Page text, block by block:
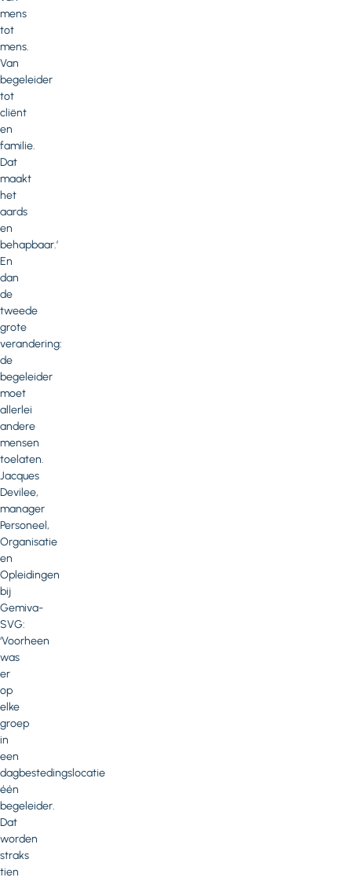
mens
tot
mens.
Van
begeleider
tot
cliënt
en
familie.
Dat
maakt
het
aards
en
behapbaar.’
En
dan
de
tweede
grote
verandering:
de
begeleider
moet
allerlei
andere
mensen
toelaten.
Jacques
Devilee,
manager
Personeel,
Organisatie
en
Opleidingen
bij
Gemiva-
SVG:
‘Voorheen
was
er
op
elke
groep
in
een
dagbestedingslocatie
één
begeleider.
Dat
worden
straks
tien